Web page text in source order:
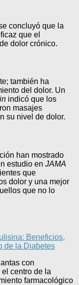
concluyó que la
que el
dolor crónico.
también ha
del dolor. Un
indicó que los
masajes
su nivel de dolor.
han mostrado
estudio en JAMA
que
dolor y una mejor
que no lo
Beneficios,
de la Diabetes
con
centro de la
farmacológico